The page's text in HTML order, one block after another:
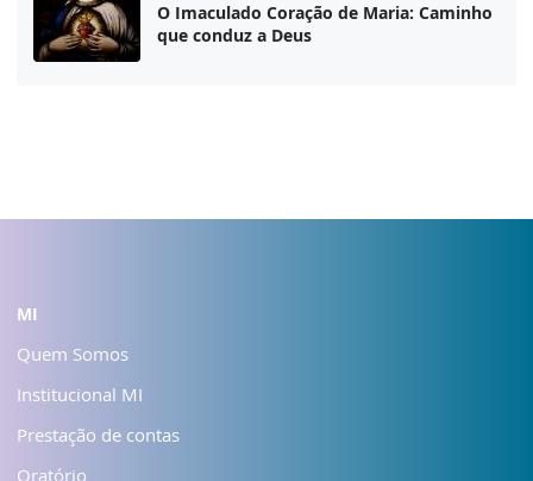
O Imaculado Coração de Maria: Caminho
que conduz a Deus
MI
Quem Somos
Institucional MI
Prestação de contas
Oratório